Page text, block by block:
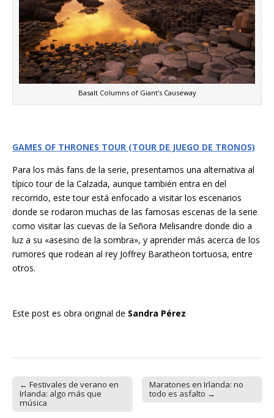
Basalt Columns of Giant’s Causeway
GAMES OF THRONES TOUR (TOUR DE JUEGO DE TRONOS)
Para los más fans de la serie, presentamos una alternativa al
típico tour de la Calzada, aunque también entra en del
recorrido, este tour está enfocado a visitar los escenarios
donde se rodaron muchas de las famosas escenas de la serie
como visitar las cuevas de la Señora Melisandre donde dio a
luz a su «asesino de la sombra», y aprender más acerca de los
rumores que rodean al rey Joffrey Baratheon tortuosa, entre
otros.
Este post es obra original de Sandra Pérez
Post navigation
← Festivales de verano en
Irlanda: algo más que
música
Maratones en Irlanda: no
todo es asfalto →